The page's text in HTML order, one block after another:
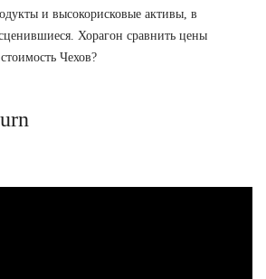
и высокорисковые активы, в
Хорагон сравнить цены
Чехов?